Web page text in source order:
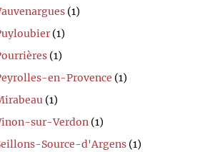
(1)
(1)
(1)
en-Provence (1)
(1)
sur-Verdon (1)
Source-d'Argens (1)